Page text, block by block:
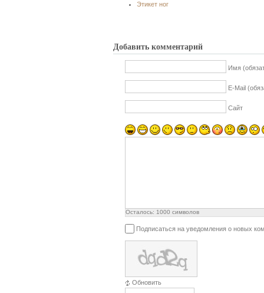
Этикет ног
Добавить комментарий
Имя
E-Mail
Сайт
Осталось: 1000 символов
Подписаться на уведомления о новых
Обновить